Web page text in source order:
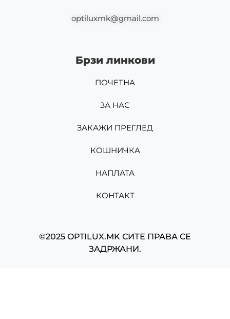
optiluxmk@gmail.com
Брзи линкови
ПОЧЕТНА
ЗА НАС
ЗАКАЖИ ПРЕГЛЕД
КОШНИЧКА
НАПЛАТА
КОНТАКТ
©2025 OPTILUX.MK СИТЕ ПРАВА СЕ
ЗАДРЖАНИ.